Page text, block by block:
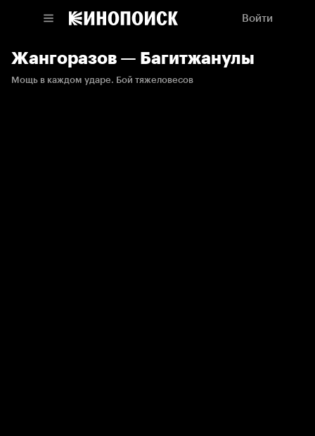
Войти
Жангоразов — Багитжанулы
Мощь в каждом ударе. Бой тяжеловесов